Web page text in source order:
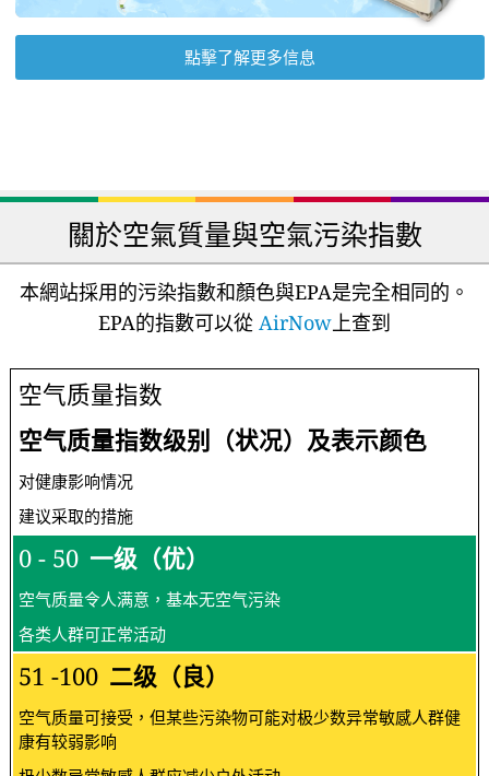
點擊了解更多信息
關於空氣質量與空氣污染指數
本網站採用的污染指數和顏色與EPA是完全相同的。
EPA的指數可以從 AirNow上查到
空气质量指数
空气质量指数级别（状况）及表示颜色
对健康影响情况
建议采取的措施
0 - 50 一级（优）
空气质量令人满意，基本无空气污染
各类人群可正常活动
51 -100 二级（良）
空气质量可接受，但某些污染物可能对极少数异常敏感人群健
康有较弱影响